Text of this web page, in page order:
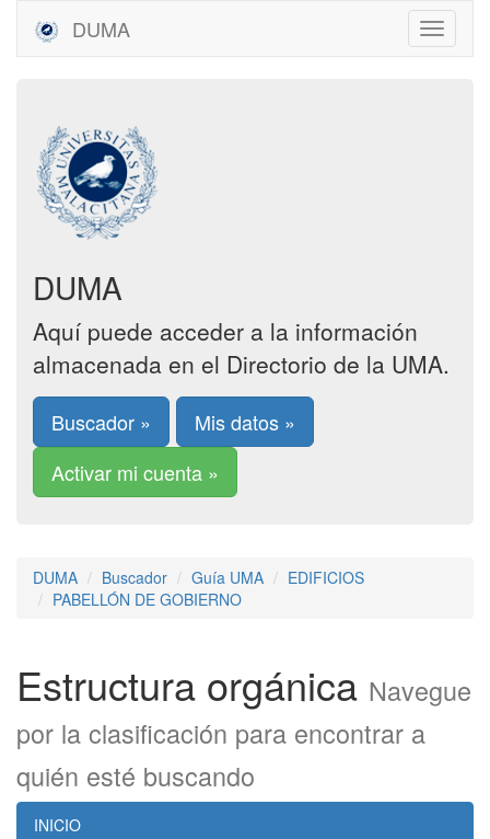
DUMA
DUMA
Aquí puede acceder a la información
almacenada en el Directorio de la UMA.
Buscador »
Mis datos »
Activar mi cuenta »
DUMA Buscador Guía UMA
EDIFICIOS
PABELLÓN DE GOBIERNO
Estructura orgánica Navegue
por la clasificación para encontrar a
quién esté buscando
INICIO